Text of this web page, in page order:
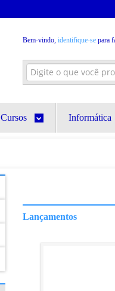
Bem-vindo,identifique-se para
Cursos Informática
Lançamentos